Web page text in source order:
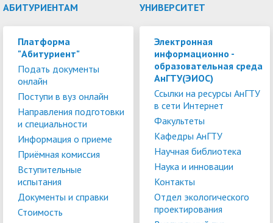
АБИТУРИЕНТАМ
Платформа
"Абитуриент"
Подать документы
онлайн
Поступи в вуз онлайн
Направления подготовки
и специальности
Информация о приеме
Приёмная комиссия
Вступительные
испытания
Документы и справки
Стоимость
УНИВЕРСИТЕТ
Электронная
информационно -
образовательная среда
АнГТУ(ЭИОС)
Ссылки на ресурсы АнГТУ
в сети Интернет
Факультеты
Кафедры АнГТУ
Научная библиотека
Наука и инновации
Контакты
Отдел экологического
проектирования